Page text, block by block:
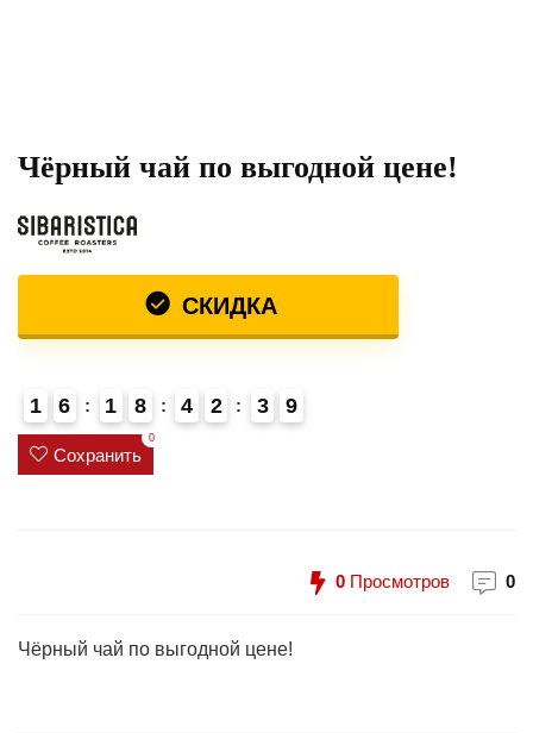
Чёрный чай по выгодной цене!
СКИДКА
1
4
6 1 8 4 2
3
9
Сохранить
0
0 Просмотров 0
Чёрный чай по выгодной цене!